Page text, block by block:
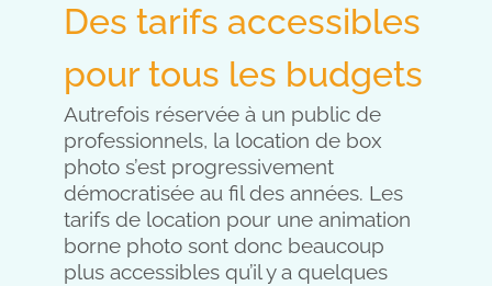
Des tarifs accessibles
pour tous les budgets
Autrefois réservée à un public de
professionnels, la location de box
photo s’est progressivement
démocratisée au fil des années. Les
tarifs de location pour une animation
borne photo sont donc beaucoup
plus accessibles qu’il y a quelques